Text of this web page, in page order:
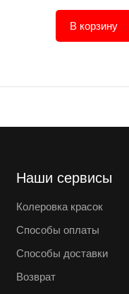
В корзину
Наши сервисы
Колеровка красок
Способы оплаты
Способы доставки
Возврат